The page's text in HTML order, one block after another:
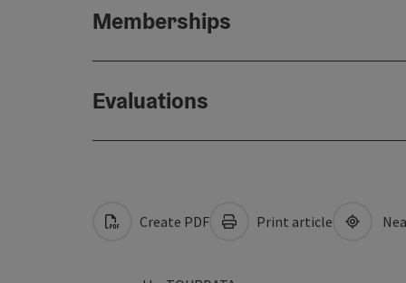
Memberships
Evaluations
Create PDF Print article